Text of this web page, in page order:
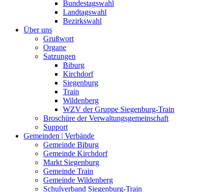
Bundestagswahl
Landtagswahl
Bezirkswahl
Über uns
Grußwort
Organe
Satzungen
Biburg
Kirchdorf
Siegenburg
Train
Wildenberg
WZV der Gruppe Siegenburg-Train
Broschüre der Verwaltungsgemeinschaft
Support
Gemeinden | Verbände
Gemeinde Biburg
Gemeinde Kirchdorf
Markt Siegenburg
Gemeinde Train
Gemeinde Wildenberg
Schulverband Siegenburg-Train